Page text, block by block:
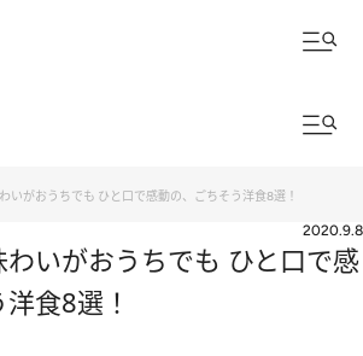
いがおうちでも ひと口で感動の、ごちそう洋食8選！
2020.9.8
いがおうちでも ひと口で感
食8選！